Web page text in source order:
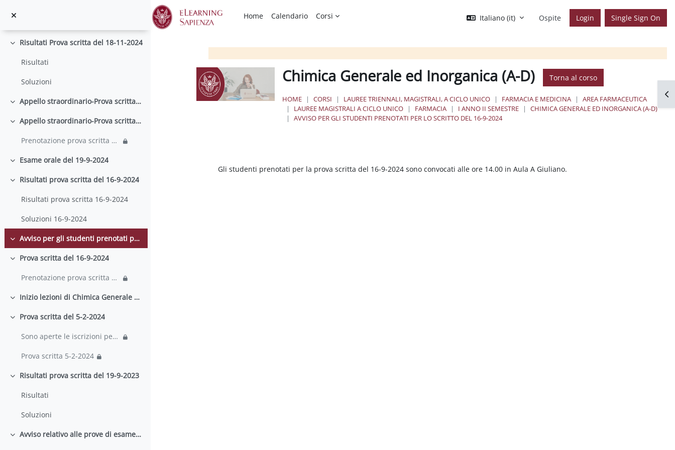
Home
Calendario Corsi Italiano ‎(it)‎ Ospite Login Single Sign On
Minimizza
Risultati Prova scritta del 18-11-2024
Risultati
Soluzioni
Minimizza Appello straordinario-Prova scritta del 18-11-2024
Minimizza Appello straordinario-Prova scritta del 18-11-2024
Prenotazione prova scritta 18-11-2024
Minimizza
Esame orale del 19-9-2024
Minimizza
Risultati prova scritta del 16-9-2024
Risultati prova scritta 16-9-2024
Soluzioni 16-9-2024
Minimizza Avviso per gli studenti prenotati per lo scritto del 16-9-2024
Minimizza
Prova scritta del 16-9-2024
Prenotazione prova scritta del 16-9-2024
Minimizza Inizio lezioni di Chimica Generale ed Inorganica - (Canale A-D) - Prof.ssa Giulia de Petris
Minimizza
Prova scritta del 5-2-2024
Sono aperte le iscrizioni per la prova scritta di ...
Prova scritta 5-2-2024
Minimizza
Risultati prova scritta del 19-9-2023
Risultati
Soluzioni
Minimizza Avviso relativo alle prove di esame in emergenza Covid
Chimica Generale ed Inorganica (A-D) Torna al corso
HOME CORSI LAUREE TRIENNALI, MAGISTRALI, A CICLO UNICO FARMACIA E MEDICINA
AREA FARMACEUTICA
LAUREE MAGISTRALI A CICLO UNICO
FARMACIA I ANNO II SEMESTRE
CHIMICA GENERALE ED INORGANICA (A-D)
AVVISO PER GLI STUDENTI PRENOTATI PER LO SCRITTO DEL 16-9-2024
Gli studenti prenotati per la prova scritta del 16-9-2024 sono convocati alle ore 14.00 in Aula A Giuliano.